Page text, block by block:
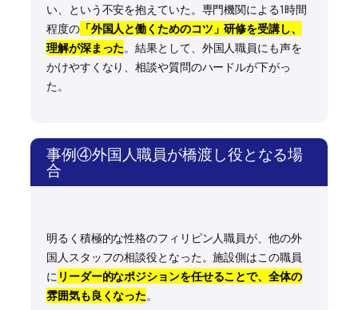
い、という不安を抱えていた。専門機関による1時間
程度の「外国人と働くためのコツ」研修を受講し、
理解が深まった。結果として、外国人職員にも声を
かけやすくなり、相談や質問のハードルが下がっ
た。
事例④外国人職員が橋渡し役となる場
合
明るく積極的な性格のフィリピン人職員が、他の外
国人スタッフの相談役となった。施設側はこの職員
に リーダー的なポジションを任せることで、全体の
雰囲気も良くなった。